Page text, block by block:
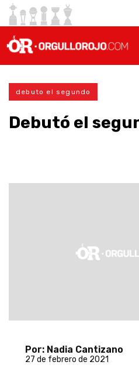
debuto el segundo
Debutó el
Por: Nadia Cantizano
27 de febrero de 2021